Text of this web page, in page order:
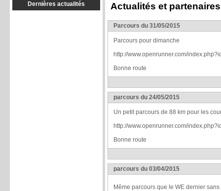
Dernières actualités Actualités et
Parcours du 31/05/2015
Parcours pour dimanche
http://www.openrunner.com/
Bonne route
parcours du 24/05/2015
Un petit parcours de 88 km pour les
http://www.openrunner.com/
Bonne route
parcours du 03/04/2015
Même parcours que le WE dernier